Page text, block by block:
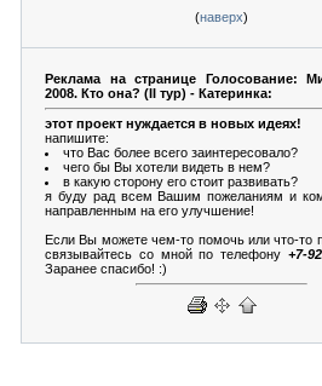
(наверх)
Реклама на странице Голосование:
2008. Кто она? (II тур) - Катеринка:
этот проект нуждается в новых идеях!
напишите:
что Вас более всего заинтересовало?
чего бы Вы хотели видеть в нем?
в какую сторону его стоит развивать?
я буду рад всем Вашим пожеланиям и
направленным на его улучшение!
Если Вы можете чем-то помочь или что-то
связывайтесь со мной по телефону +7-
Заранее спасибо! :)